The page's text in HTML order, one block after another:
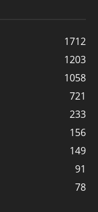
1712
1203
1058
721
233
156
149
91
78